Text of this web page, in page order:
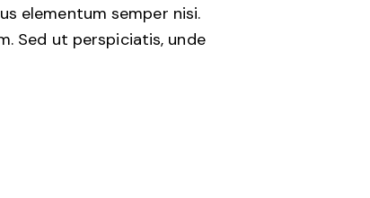
elementum semper nisi.
Sed ut perspiciatis, unde